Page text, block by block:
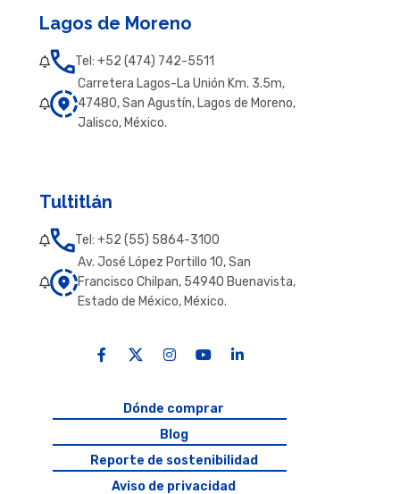
Lagos de Moreno
Tel: +52 (474) 742-5511
Carretera Lagos-La Unión Km. 3.5m,
47480, San Agustín, Lagos de Moreno,
Jalisco, México.
Tultitlán
Tel: +52 (55) 5864-3100
Av. José López Portillo 10, San
Francisco Chilpan, 54940 Buenavista,
Estado de México, México.
Dónde comprar
Blog
Reporte de sostenibilidad
Aviso de privacidad